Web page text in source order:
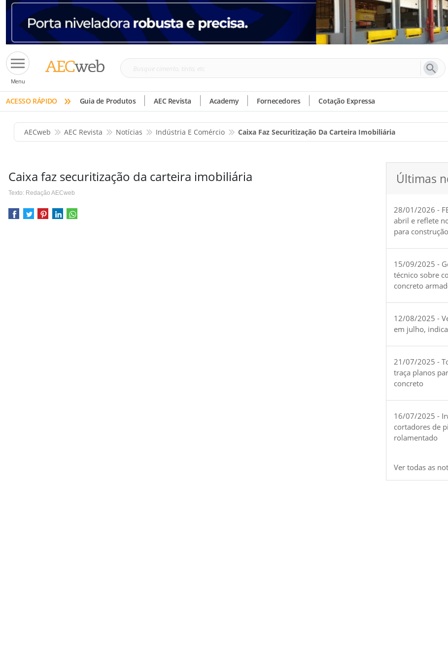
Menu
Busque
tinta,
etc
ACESSO RÁPIDO » Guia de Produtos AEC Revista Academy Fornecedores Cotação Expressa
AECweb AEC Revista Notícias Indústria E Comércio Caixa Faz Securitização Da Carteira Imobiliária
Caixa faz securitização da carteira imobiliária
Texto: Redação AECweb
Últimas
28/01/2026 -
abril e reflete
para construção
15/09/2025 -
técnico sobre
concreto
12/08/2025 -
em julho, indica
21/07/2025 -
traça planos
concreto
16/07/2025 -
cortadores de
rolamentado
Ver todas as